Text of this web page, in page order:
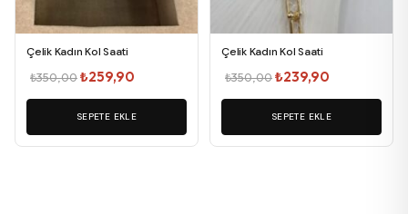
Çelik Kadın Kol Saati
₺350,00Orijinal
fiyat:
₺350,00.
₺259,90
andaki
fiyat:
SEPETE EKLE
Çelik Kadın Kol Saati
₺350,00Orijinal
fiyat:
₺350,00.
₺239,90
andaki
fiyat:
SEPETE EKLE